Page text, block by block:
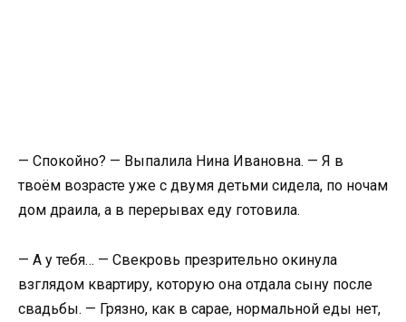
— Спокойно? — Выпалила Нина Ивановна. — Я в
твоём возрасте уже с двумя детьми сидела, по ночам
дом драила, а в перерывах еду готовила.
— А у тебя… — Свекровь презрительно окинула
взглядом квартиру, которую она отдала сыну после
свадьбы. — Грязно, как в сарае, нормальной еды нет,